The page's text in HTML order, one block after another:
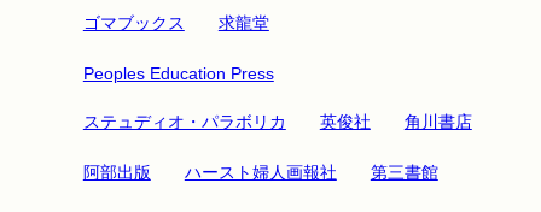
ゴマブックス 求龍堂
Peoples Education Press
ステュディオ・パラボリカ 英俊社 角川書店
阿部出版 ハースト婦人画報社 第三書館